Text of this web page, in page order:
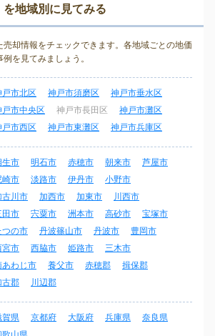
を地域別に見てみる
却情報をチェックできます。各地域ごとの地価
を見てみましょう。
戸市北区 神戸市須磨区
神戸市垂水区
戸市中央区
神戸市長田区
神戸市灘区
戸市西区
神戸市東灘区 神戸市兵庫区
生市 明石市 赤穂市 朝来市
芦屋市
崎市
淡路市 伊丹市
小野市
古川市
加西市 加東市
川西市
田市
宍粟市 洲本市 高砂市
宝塚市
つの市
丹波篠山市 丹波市
豊岡市
宮市
西脇市 姫路市
三木市
あわじ市
養父市 赤穂郡
揖保郡
古郡
川辺郡
賀県 京都府 大阪府 兵庫県
奈良県